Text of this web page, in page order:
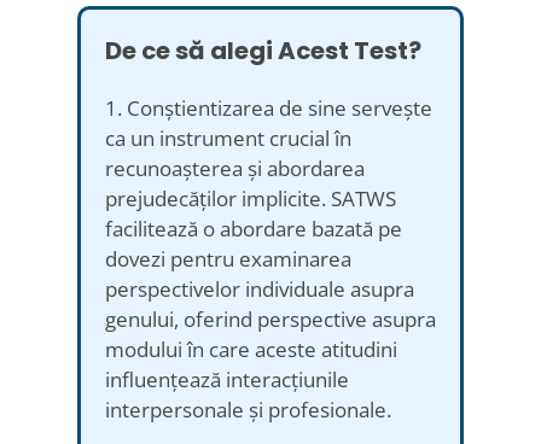
De ce să alegi Acest Test?
1. Conștientizarea de sine servește
ca un instrument crucial în
recunoașterea și abordarea
prejudecăților implicite. SATWS
facilitează o abordare bazată pe
dovezi pentru examinarea
perspectivelor individuale asupra
genului, oferind perspective asupra
modului în care aceste atitudini
influențează interacțiunile
interpersonale și profesionale.